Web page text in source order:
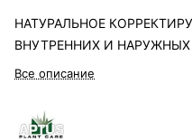
НАТУРАЛЬНОЕ
ВНУТРЕННИХ И
Все описание